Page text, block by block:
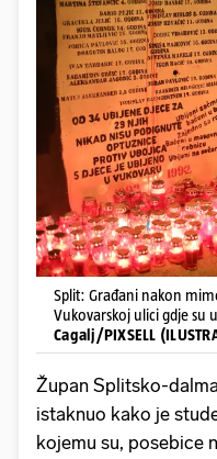
Split: Građani nakon
Vukovarskoj ulici gdje su
Cagalj/PIXSELL
Župan Splitsko-
istaknuo kako je
kojemu su, posebice